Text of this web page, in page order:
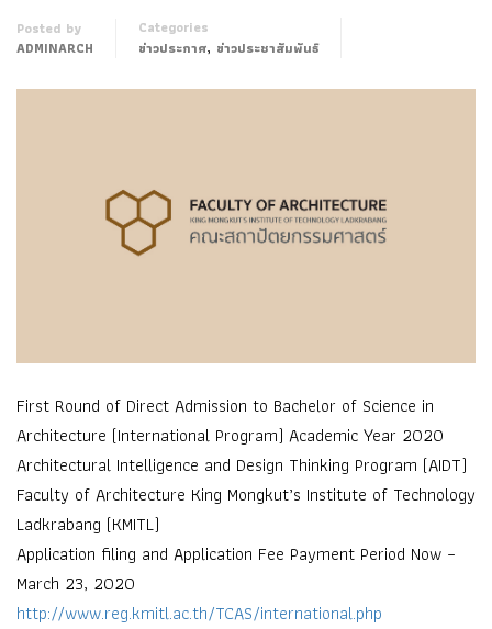
Posted by
ADMINARCH
Categories
ข่าวประกาศ, ข่าวประชาสัมพันธ์
First Round of Direct Admission to Bachelor of Science in
Architecture (International Program) Academic Year 2020
Architectural Intelligence and Design Thinking Program (AIDT)
Faculty of Architecture King Mongkut’s Institute of Technology
Ladkrabang (KMITL)
Application filing and Application Fee Payment Period Now –
March 23, 2020
http://www.reg.kmitl.ac.th/TCAS/international.php